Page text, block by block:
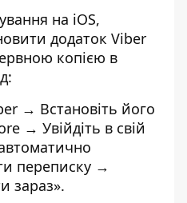
на iOS,
додаток Viber
копією в
→ Встановіть його
→ Увійдіть в свій
переписку →
зараз».